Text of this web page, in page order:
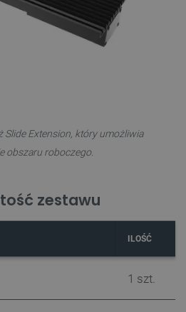
Slide Extension, który umożliwia
obszaru roboczego.
zestawu
ILOŚĆ
1 szt.